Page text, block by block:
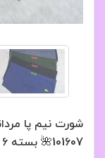
شورت نیم پا
101607🌺 بسته 6 تایی